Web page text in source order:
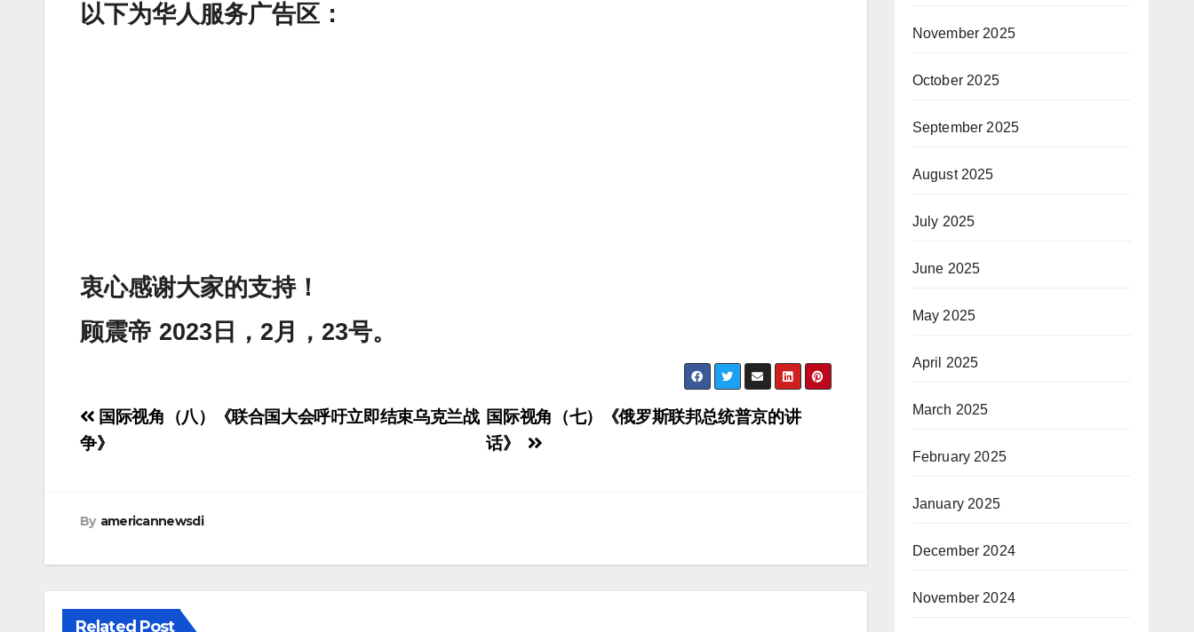
以下为华人服务广告区：
衷心感谢大家的支持！
顾震帝 2023日，2月，23号。
Post
navigation
国际视角（七）《俄罗斯联邦总统普京的讲
话》
国际视角（八）《联合国大会呼吁立即结束乌克兰战
争》
By americannewsdi
Related Post
November 2025
October 2025
September 2025
August 2025
July 2025
June 2025
May 2025
April 2025
March 2025
February 2025
January 2025
December 2024
November 2024